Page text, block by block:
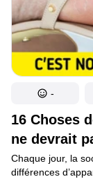
16 Choses
ne devrait
Chaque jour, la
différences
-